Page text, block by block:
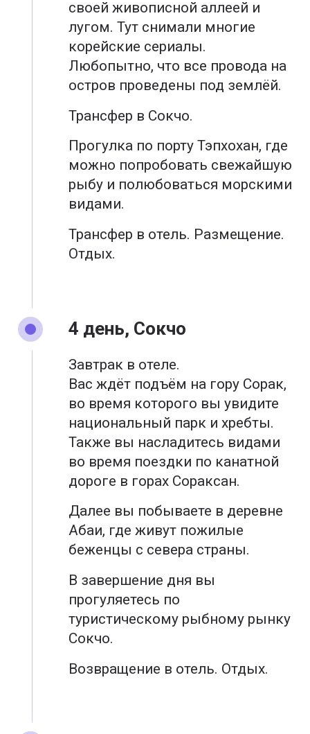
своей живописной аллеей и
лугом. Тут снимали многие
корейские сериалы.
Любопытно, что все провода на
остров проведены под землёй.
Трансфер в Сокчо.
Прогулка по порту Тэпхохан, где
можно попробовать свежайшую
рыбу и полюбоваться морскими
видами.
Трансфер в отель. Размещение.
Отдых.
4 день, Сокчо
Завтрак в отеле.
Вас ждёт подъём на гору Сорак,
во время которого вы увидите
национальный парк и хребты.
Также вы насладитесь видами
во время поездки по канатной
дороге в горах Сораксан.
Далее вы побываете в деревне
Абаи, где живут пожилые
беженцы с севера страны.
В завершение дня вы
прогуляетесь по
туристическому рыбному рынку
Сокчо.
Возвращение в отель. Отдых.